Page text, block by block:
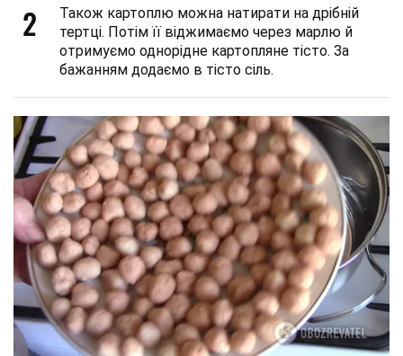
2
Також картоплю можна натирати на дрібній
тертці. Потім її віджимаємо через марлю й
отримуємо однорідне картопляне тісто. За
бажанням додаємо в тісто сіль.